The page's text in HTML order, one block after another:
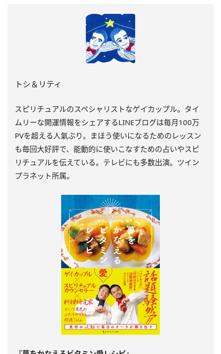
トシ＆リティ
スピリチュアルのスペシャリストなゲイカップル。タイ
ムリーな開運情報をシェアするLINEブログは毎月100万
PVを超える人氣ぶり。まほう使いになるためのレッスン
も毎回大好評で、能動的に使いこなすための占いやスピ
リチュアルを伝えている。テレビにも多数出演。ツイン
プラネット所属。